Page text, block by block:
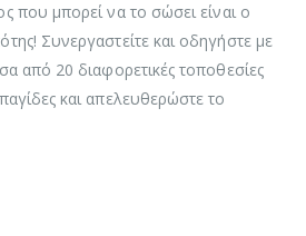
που μπορεί να το σώσει είναι ο
Συνεργαστείτε και οδηγήστε με
από 20 διαφορετικές τοποθεσίες
και απελευθερώστε το